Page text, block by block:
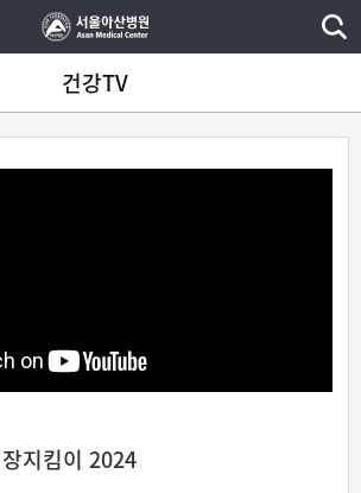
건강TV
지킴이 2024